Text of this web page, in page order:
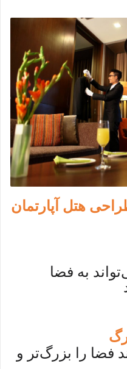
هتل آپارتمان
به فضا
فضا را بزرگ‌تر و